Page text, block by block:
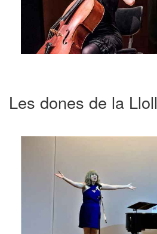
Les dones de la Lloll